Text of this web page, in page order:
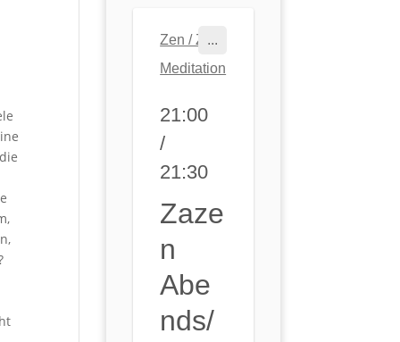
...
Zen / Zen
Meditation
21:00
/
21:30
Zaze
N
Abe
Nds/